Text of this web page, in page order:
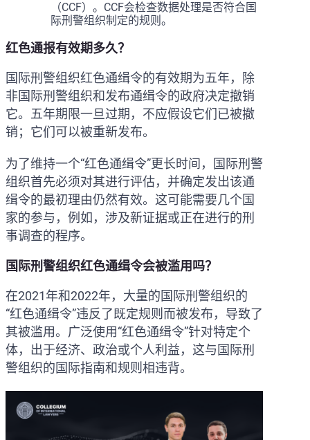
（CCF）。CCF会检查数据处理是否符合国
际刑警组织制定的规则。
红色通报有效期多久？
国际刑警组织红色通缉令的有效期为五年，除
非国际刑警组织和发布通缉令的政府决定撤销
它。五年期限一旦过期，不应假设它们已被撤
销；它们可以被重新发布。
为了维持一个“红色通缉令”更长时间，国际刑警
组织首先必须对其进行评估，并确定发出该通
缉令的最初理由仍然有效。这可能需要几个国
家的参与，例如，涉及新证据或正在进行的刑
事调查的程序。
国际刑警组织红色通缉令会被滥用吗？
在2021年和2022年，大量的国际刑警组织的
“红色通缉令”违反了既定规则而被发布，导致了
其被滥用。广泛使用“红色通缉令”针对特定个
体，出于经济、政治或个人利益，这与国际刑
警组织的国际指南和规则相违背。